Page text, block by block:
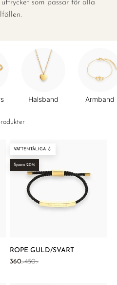
som passar för alla
Halsband Armband
VATTENTÅLIGA 💧
Spara 20%
ROPE GULD/SVART
REA-pris
360:-Pris
450:-